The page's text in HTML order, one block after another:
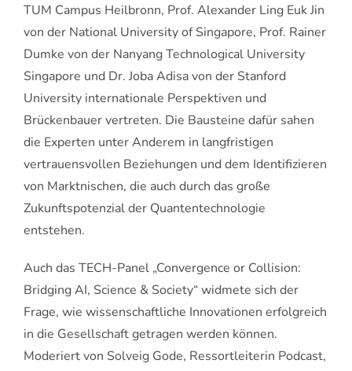
TUM Campus Heilbronn, Prof. Alexander Ling Euk Jin
von der National University of Singapore, Prof. Rainer
Dumke von der Nanyang Technological University
Singapore und Dr. Joba Adisa von der Stanford
University internationale Perspektiven und
Brückenbauer vertreten. Die Bausteine dafür sahen
die Experten unter Anderem in langfristigen
vertrauensvollen Beziehungen und dem Identifizieren
von Marktnischen, die auch durch das große
Zukunftspotenzial der Quantentechnologie
entstehen.
Auch das TECH-Panel „Convergence or Collision:
Bridging AI, Science & Society“ widmete sich der
Frage, wie wissenschaftliche Innovationen erfolgreich
in die Gesellschaft getragen werden können.
Moderiert von Solveig Gode, Ressortleiterin Podcast,